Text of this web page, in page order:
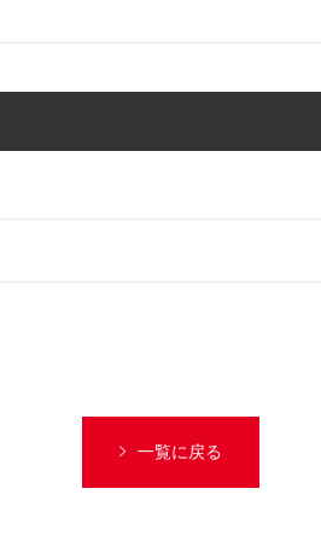
一覧に戻る